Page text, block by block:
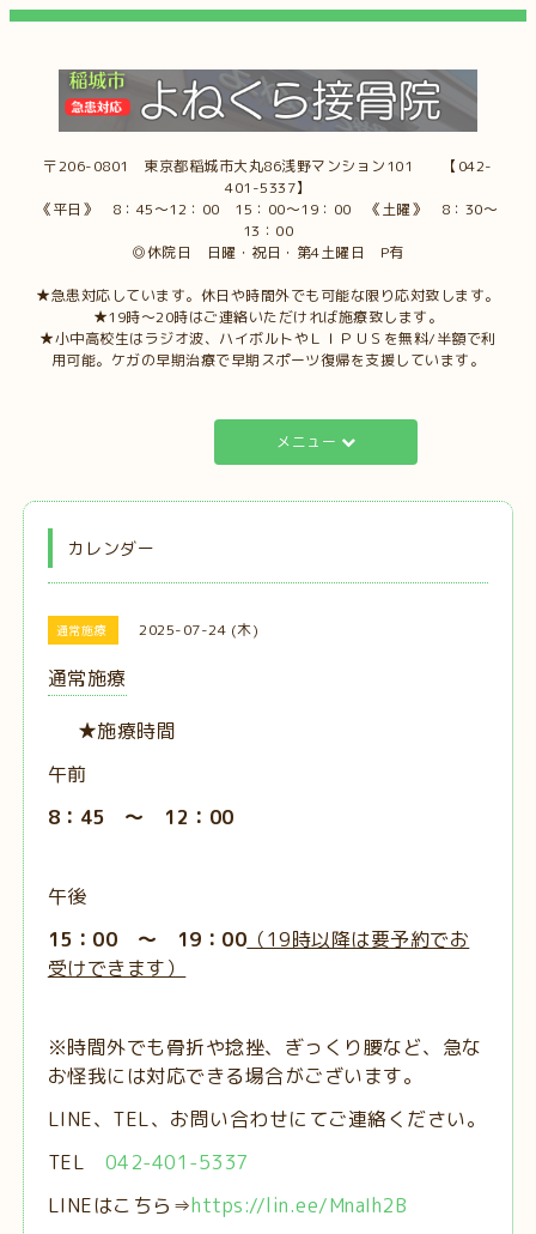
〒206-0801 東京都稲城市大丸86浅野マンション101 【042-
401-5337】
《平日》 8：45～12：00 15：00～19：00 《土曜》 8：30～
13：00
◎休院日 日曜・祝日・第4土曜日 P有
★急患対応しています。休日や時間外でも可能な限り応対致します。
★19時～20時はご連絡いただければ施療致します。
★小中高校生はラジオ波、ハイボルトやＬＩＰＵＳを無料/半額で利
用可能。ケガの早期治療で早期スポーツ復帰を支援しています。
メニュー
カレンダー
通常施療 2025-07-24 (木)
通常施療
★施療時間
午前
8：45 ～ 12：00
午後
15：00 ～ 19：00 （19時以降は要予約でお
受けできます）
※時間外でも骨折や捻挫、ぎっくり腰など、急な
お怪我には対応できる場合がございます。
LINE、TEL、お問い合わせにてご連絡ください。
TEL 042-401-5337
LINEはこちら⇒https://lin.ee/MnaIh2B